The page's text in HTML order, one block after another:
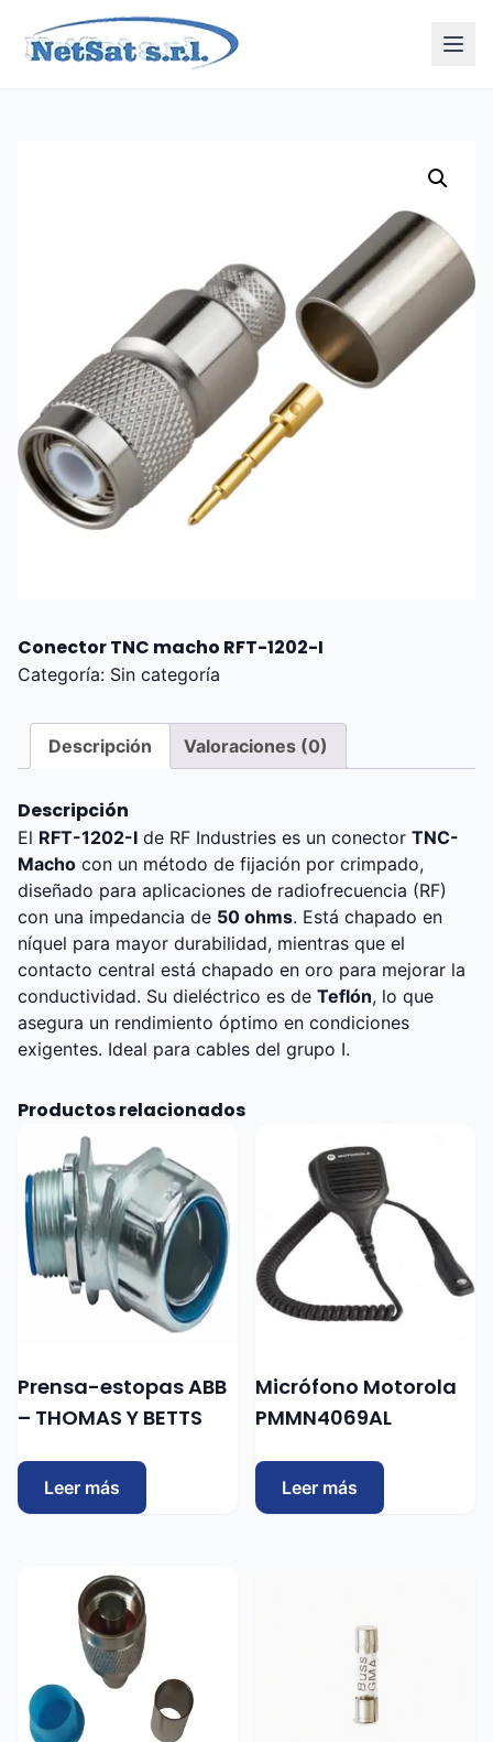
Conector TNC macho RFT-1202-I
Categoría: Sin categoría
Descripción Valoraciones (0)
Descripción
El RFT-1202-I de RF Industries es un conector TNC-
Macho con un método de fijación por crimpado,
diseñado para aplicaciones de radiofrecuencia (RF)
con una impedancia de 50 ohms. Está chapado en
níquel para mayor durabilidad, mientras que el
contacto central está chapado en oro para mejorar la
conductividad. Su dieléctrico es de Teflón, lo que
asegura un rendimiento óptimo en condiciones
exigentes. Ideal para cables del grupo I.
Productos relacionados
Prensa-estopas ABB
– THOMAS Y BETTS
Leer más
Micrófono Motorola
PMMN4069AL
Leer más